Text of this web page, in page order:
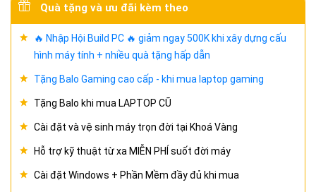
Quà tặng và ưu đãi kèm theo
🔥 Nhập Hội Build PC 🔥 giảm ngay 500K khi xây dựng cấu
hình máy tính + nhiều quà tặng hấp dẫn
Tặng Balo Gaming cao cấp - khi mua laptop gaming
Tặng Balo khi mua LAPTOP CŨ
Cài đặt và vệ sinh máy trọn đời tại Khoá Vàng
Hỗ trợ kỹ thuật từ xa MIỄN PHÍ suốt đời máy
Cài đặt Windows + Phần Mềm đầy đủ khi mua